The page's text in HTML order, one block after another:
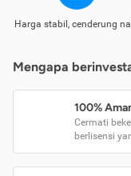
Harga stabil, cenderung
Mengapa
100%
Cermati
berlisensi